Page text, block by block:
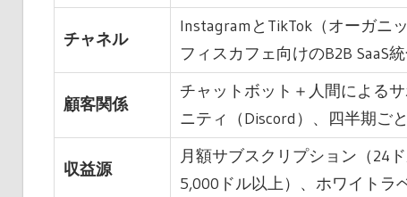
チャネル
InstagramとTikTok（オーガニ
フィスカフェ向けのB2B SaaS
顧客関係
チャットボット＋人間による
ニティ（Discord）、四半期ご
収益源
月額サブスクリプション（24
5,000ドル以上）、ホワイトラ